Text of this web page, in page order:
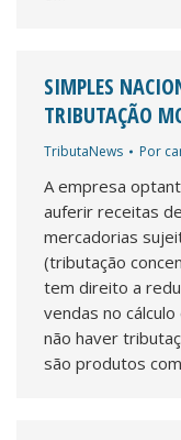
SIMPLES
TRIBUTAÇÃO
TributaNews Por
A empresa
auferir receitas
mercadorias
(tributação
tem direito a
vendas no
não haver
são produtos